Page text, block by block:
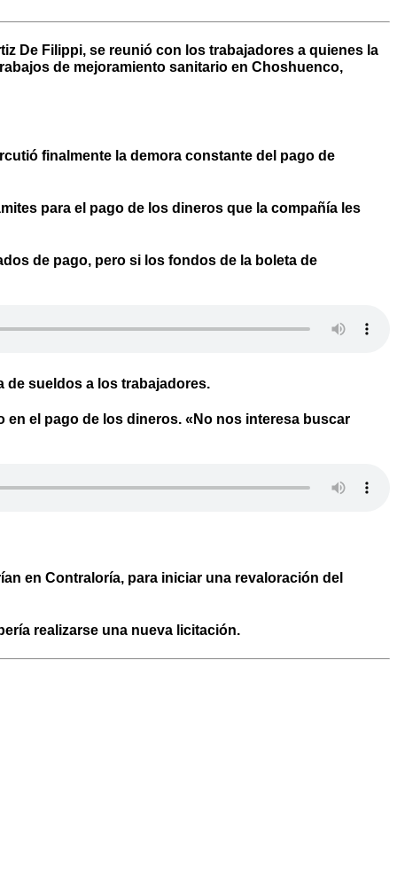
De Filippi, se reunió con los trabajadores a quienes la
de mejoramiento sanitario en Choshuenco,
finalmente la demora constante del pago de
para el pago de los dineros que la compañía les
de pago, pero si los fondos de la boleta de
de sueldos a los trabajadores.
en el pago de los dineros. «No nos interesa buscar
en Contraloría, para iniciar una revaloración del
realizarse una nueva licitación.